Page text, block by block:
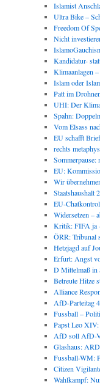
Islamist
Ultra Bike –
Freedom Of
Nicht
Kandidatur-
Klimaanlagen
Islam oder
Patt im
UHI: Der
Spahn:
Vom Elsass
EU schafft
rechts
EU:
Wir
Staatshaushalt
EU-
Widersetzen –
Kritik: FIFA ja
ÖRR: Tribunal
Hetzjagd auf
Erfurt: Angst
D Mittelmaß in
Betreute Hitze
Alliance
AfD-Parteitag
Fussball –
Papst Leo
AfD soll AfD-
Glashaus:
Fussball-WM:
Citizen
Wahlkampf: